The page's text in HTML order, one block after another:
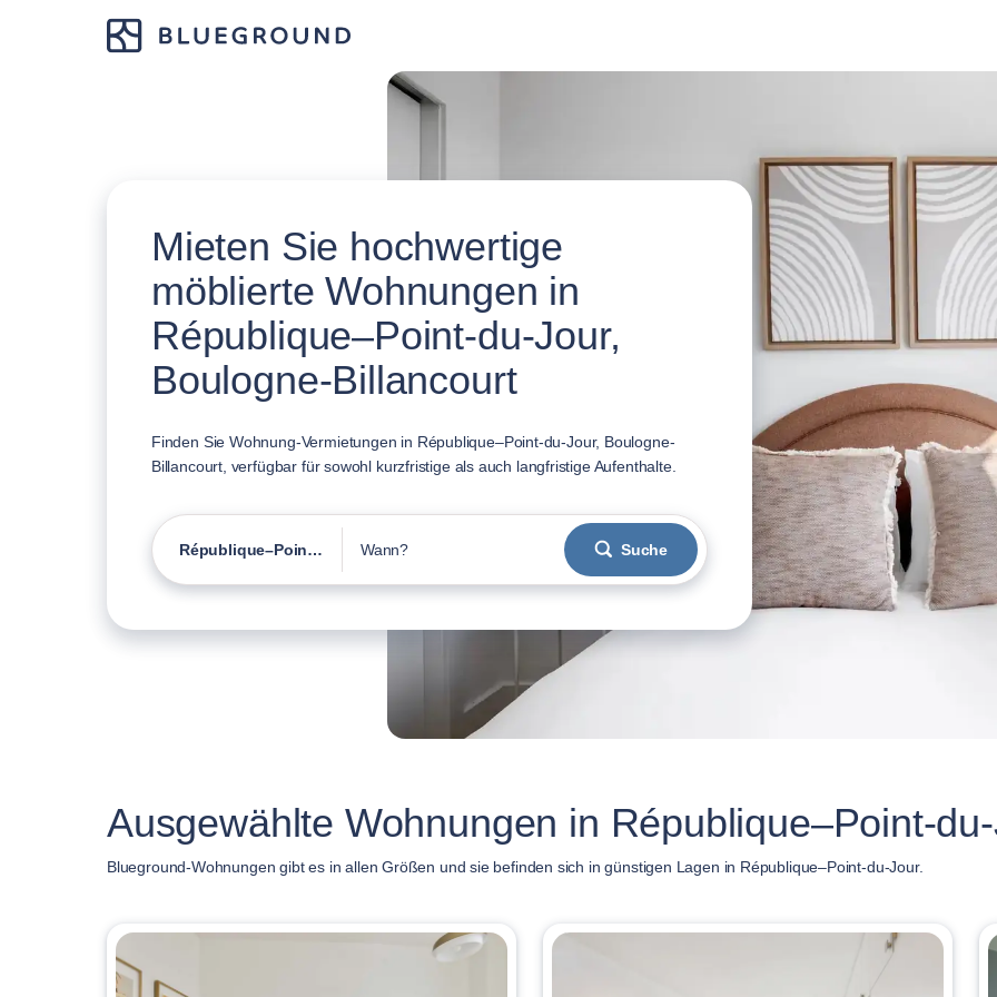
Mieten Sie hochwertige
möblierte Wohnungen in
République–Point-du-Jour,
Boulogne-Billancourt
Finden Sie Wohnung-Vermietungen in République–Point-du-Jour, Boulogne-
Billancourt, verfügbar für sowohl kurzfristige als auch langfristige Aufenthalte.
République–Point-du-Jour Wann? Suche
Ausgewählte Wohnungen in République–Point-
Blueground-Wohnungen gibt es in allen Größen und sie befinden sich in günstigen Lagen in République–Point-du-Jour.